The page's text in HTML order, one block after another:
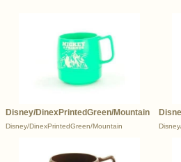
Disney/DinexPrintedGreen/Mountain
Disney/DinexPrintedGreen/Mountain